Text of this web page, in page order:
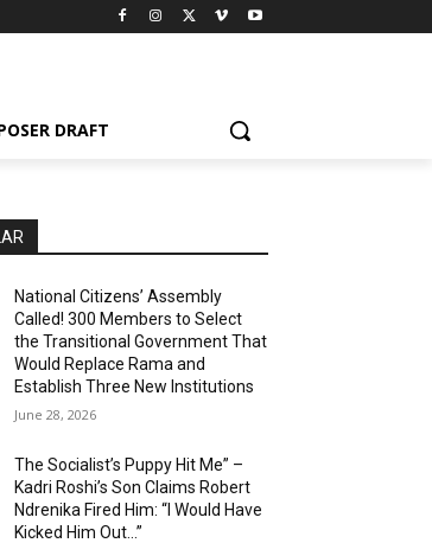
DRAFT
National Citizens’ Assembly
Called! 300 Members to Select
the Transitional Government That
Would Replace Rama and
Establish Three New Institutions
June 28, 2026
The Socialist’s Puppy Hit Me” –
Kadri Roshi’s Son Claims Robert
Ndrenika Fired Him: “I Would Have
Kicked Him Out…”